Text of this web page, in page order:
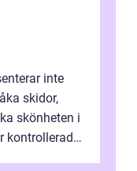
inte
skidor,
skönheten i
kontrollerade